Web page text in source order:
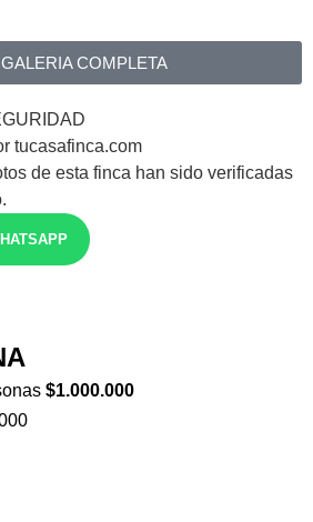
COMPLETA
tucasafinca.com
de esta finca han sido verificadas
$1.000.000